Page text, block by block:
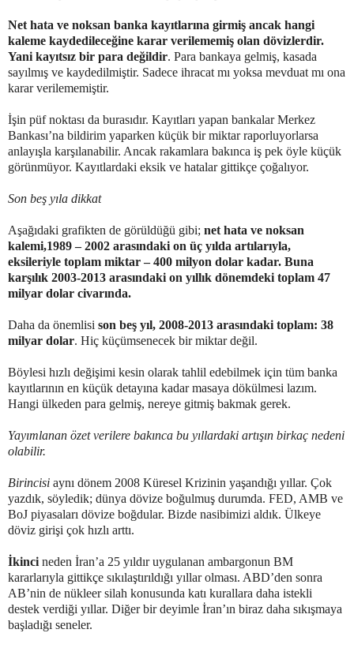
Net hata ve noksan banka kayıtlarına girmiş ancak hangi
kaleme kaydedileceğine karar verilememiş olan dövizlerdir.
Yani kayıtsız bir para değildir. Para bankaya gelmiş, kasada
sayılmış ve kaydedilmiştir. Sadece ihracat mı yoksa mevduat mı ona
karar verilememiştir.
İşin püf noktası da burasıdır. Kayıtları yapan bankalar Merkez
Bankası’na bildirim yaparken küçük bir miktar raporluyorlarsa
anlayışla karşılanabilir. Ancak rakamlara bakınca iş pek öyle küçük
görünmüyor. Kayıtlardaki eksik ve hatalar gittikçe çoğalıyor.
Son beş yıla dikkat
Aşağıdaki grafikten de görüldüğü gibi; net hata ve noksan
kalemi,1989 – 2002 arasındaki on üç yılda artılarıyla,
eksileriyle toplam miktar – 400 milyon dolar kadar. Buna
karşılık 2003-2013 arasındaki on yıllık dönemdeki toplam 47
milyar dolar civarında.
Daha da önemlisi son beş yıl, 2008-2013 arasındaki toplam: 38
milyar dolar. Hiç küçümsenecek bir miktar değil.
Böylesi hızlı değişimi kesin olarak tahlil edebilmek için tüm banka
kayıtlarının en küçük detayına kadar masaya dökülmesi lazım.
Hangi ülkeden para gelmiş, nereye gitmiş bakmak gerek.
Yayımlanan özet verilere bakınca bu yıllardaki artışın birkaç nedeni
olabilir.
Birincisi aynı dönem 2008 Küresel Krizinin yaşandığı yıllar. Çok
yazdık, söyledik; dünya dövize boğulmuş durumda. FED, AMB ve
BoJ piyasaları dövize boğdular. Bizde nasibimizi aldık. Ülkeye
döviz girişi çok hızlı arttı.
İkinci neden İran’a 25 yıldır uygulanan ambargonun BM
kararlarıyla gittikçe sıkılaştırıldığı yıllar olması. ABD’den sonra
AB’nin de nükleer silah konusunda katı kurallara daha istekli
destek verdiği yıllar. Diğer bir deyimle İran’ın biraz daha sıkışmaya
başladığı seneler.